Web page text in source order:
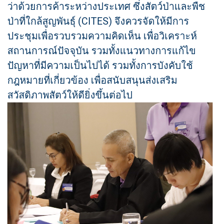
ว่าด้วยการค้าระหว่างประเทศ ซึ่งสัตว์ป่าและพืช
ป่าที่ใกล้สูญพันธุ์ (CITES) จึงควรจัดให้มีการ
ประชุมเพื่อรวบรวมความคิดเห็น เพื่อวิเคราะห์
สถานการณ์ปัจจุบัน รวมทั้งแนวทางการแก้ไข
ปัญหาที่มีความเป็นไปได้ รวมทั้งการบังคับใช้
กฎหมายที่เกี่ยวข้อง เพื่อสนับสนุนส่งเสริม
สวัสดิภาพสัตว์ให้ดียิ่งขึ้นต่อไป